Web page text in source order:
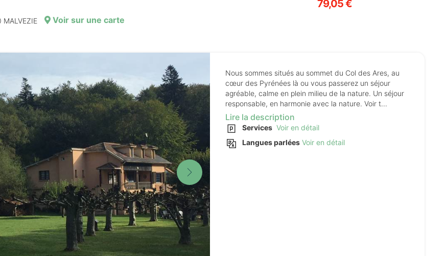
Voir sur une carte
79,05 €
Nous sommes situés au sommet du Col des Ares, au
cœur des Pyrénées là ou vous passerez un séjour
agréable, calme en plein milieu de la nature. Un séjour
responsable, en harmonie avec la nature. Voir t...
Lire la description
Services Voir en détail
Langues parlées Voir en détail